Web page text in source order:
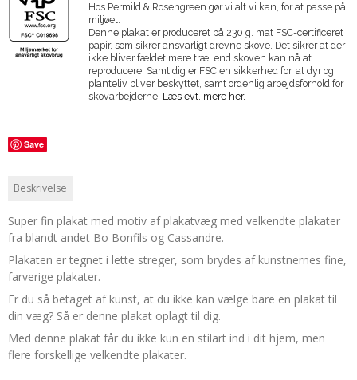
Hos Permild & Rosengreen gør vi alt vi kan, for at passe på
miljøet.
Denne plakat er produceret på 230 g. mat FSC-certificeret
papir, som sikrer ansvarligt drevne skove. Det sikrer at der
ikke bliver fældet mere træ, end skoven kan nå at
reproducere. Samtidig er FSC en sikkerhed for, at dyr og
planteliv bliver beskyttet, samt ordenlig arbejdsforhold for
skovarbejderne. Læs evt. mere her.
Save
Beskrivelse
Super fin plakat med motiv af plakatvæg med velkendte plakater
fra blandt andet Bo Bonfils og Cassandre.
Plakaten er tegnet i lette streger, som brydes af kunstnernes fine,
farverige plakater.
Er du så betaget af kunst, at du ikke kan vælge bare en plakat til
din væg? Så er denne plakat oplagt til dig.
Med denne plakat får du ikke kun en stilart ind i dit hjem, men
flere forskellige velkendte plakater.